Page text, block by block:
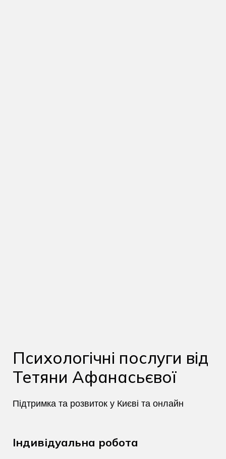
Психологічні послуги від
Тетяни Афанасьєвої
Підтримка та розвиток у Києві та онлайн
Індивідуальна робота